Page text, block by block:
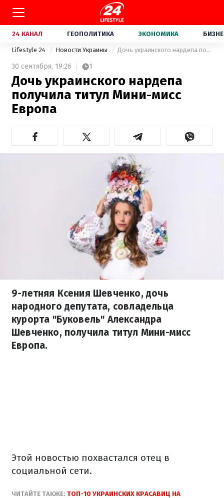
24 КАНАЛ ГЕОПОЛИТИКА ЭКОНОМИКА
Lifestyle 24 Новости Украины Дочь украинского нардепа получила титул Мини-мисс Европа
30 сентября, 19:26 1
Дочь украинского нардепа
получила титул Мини-мисс
Европа
9-летняя Ксения Шевченко, дочь
народного депутата, совладельца
курорта "Буковель" Александра
Шевченко, получила титул Мини-мисс
Европа.
Этой новостью похвастался отец в
социальной сети.
ЧИТАЙТЕ ТАКЖЕ: ТОП-10 УКРАИНСКИХ КРАСАВИЦ НА